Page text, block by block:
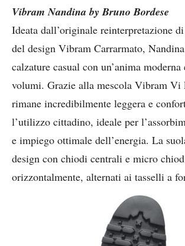
Vibram Nandina by Bruno Bordese
Ideata dall’originale reinterpretazione
del design Vibram Carrarmato,
calzature casual con un’anima
volumi. Grazie alla mescola Vibram Vi
rimane incredibilmente leggera e
l’utilizzo cittadino, ideale per
e impiego ottimale dell’energia. La
design con chiodi centrali e micro
orizzontalmente, alternati ai tasselli a